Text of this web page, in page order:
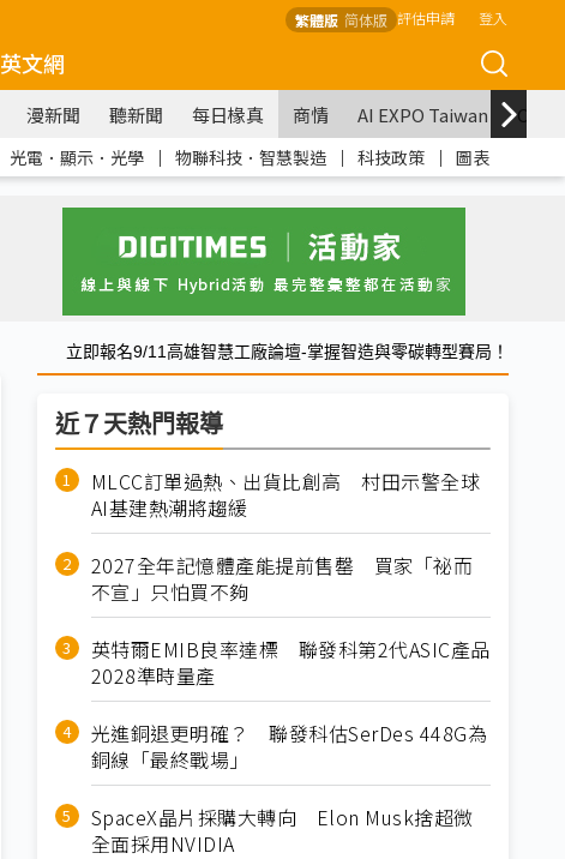
繁體版 简体版 評估申請 登入
英文網
漫新聞 聽新聞 每日椽真 商情 AI EXPO Taiwan
光電．顯示．光學 ｜ 物聯科技．智慧製造 ｜ 科技政策 ｜ 圖表
立即報名9/11高雄智慧工廠論壇-掌握智造與零碳轉型賽局！
近７天熱門報導
MLCC訂單過熱、出貨比創高 村田示警全球
AI基建熱潮將趨緩
2027全年記憶體產能提前售罄 買家「祕而
不宣」只怕買不夠
英特爾EMIB良率達標 聯發科第2代ASIC產品
2028準時量產
光進銅退更明確？ 聯發科估SerDes 448G為
銅線「最終戰場」
SpaceX晶片採購大轉向 Elon Musk捨超微
全面採用NVIDIA